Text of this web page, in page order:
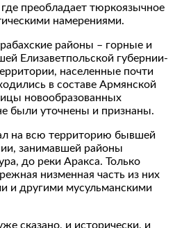
преобладает тюркоязычное
намерениями.
районы – горные и
Елизаветпольской губернии-
населенные почти
в составе Армянской
новообразованных
были уточнены и признаны.
на всю территорию бывшей
занимавшей районы
до реки Аракса. Только
низменная часть из них
и другими мусульманскими
сказано, и исторически, и